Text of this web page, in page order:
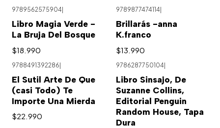
9789562575904
Libro Magia Verde -
La Bruja Del Bosque
$18.990
9789877474114
Brillarás -anna
K.franco
$13.990
9788491392286|
El Sutil Arte De Que
(casi Todo) Te
Importe Una Mierda
$22.990
9786287750104|
Libro Sinsajo, De
Suzanne Collins,
Editorial Penguin
Random House, Tapa
Dura